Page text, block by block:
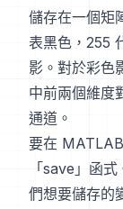
儲存在一個矩
表黑色，255
影。對於彩色
中前兩個維度
通道。
要在
「save」函
們想要儲存的